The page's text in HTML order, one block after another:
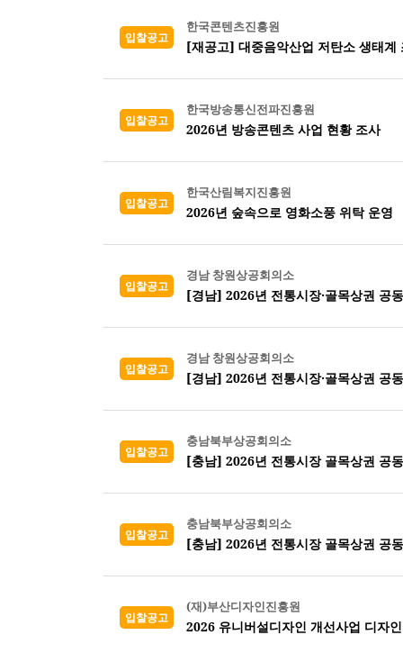
입찰공고
한국콘텐츠진흥원
입찰공고
한국방송통신전파진흥원
2026년 방송콘텐츠 사업 현황 조사
입찰공고
한국산림복지진흥원
2026년 숲속으로 영화소풍 위탁 운영
입찰공고
경남 창원상공회의소
[경남] 2026년 전통시장·골목상권 공
입찰공고
경남 창원상공회의소
[경남] 2026년 전통시장·골목상권 공
입찰공고
충남북부상공회의소
[충남] 2026년 전통시장 골목상권 공
입찰공고
충남북부상공회의소
[충남] 2026년 전통시장 골목상권 공
입찰공고
(재)부산디자인진흥원
2026 유니버설디자인 개선사업 디자